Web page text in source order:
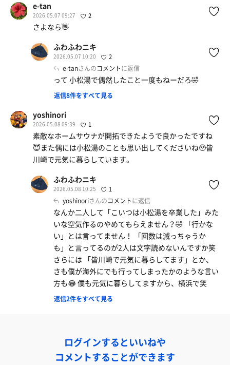
e-tan
2026.05.07 09:27 2
さよなら👋
ふわふわニキ
2026.05.07 10:20 2
e-tanさんのコメントに返信
って 小松湯で偶然したこと一度もねーだろ🤣
返信8件をすべて見る
yoshinori
2026.05.08 09:39 1
素敵なホームサウナが開拓できたようで良かったですね
😇また偶には小松湯のことも思い出してくださいね🥹皆
川崎で元気に暮らしています。
ふわふわニキ
2026.05.08 10:25 1
yoshinoriさんのコメントに返信
なんか二人して「こいつは小松湯を卒業した」みた
いな空気作るのやめてもらえません？🤣 「行かな
い」とは言ってません！ 「回数は減っちゃうか
も」と言ってるのが2人は文字読めないんですか笑
さらには 「皆川崎で元気に暮らしてます」とか、
さも僕が海外にでも行ってしまったかのような言い
方も😂 僕も元気に暮らしてますから、横浜で笑
返信2件をすべて見る
ログインするといいねや
コメントすることができます